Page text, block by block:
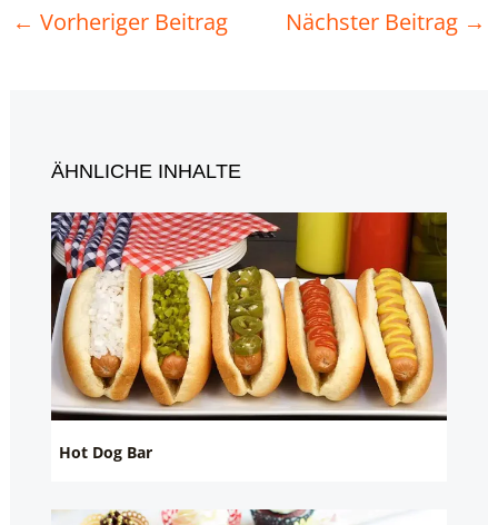
← Vorheriger Beitrag Nächster Beitrag →
ÄHNLICHE INHALTE
Hot Dog Bar